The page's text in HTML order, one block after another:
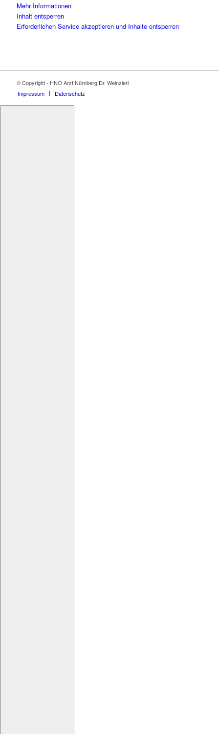
Mehr Informationen
Inhalt entsperren
Erforderlichen Service akzeptieren und Inhalte entsperren
© Copyright - HNO Arzt Nürnberg Dr. Weinzierl
Impressum
Datenschutz